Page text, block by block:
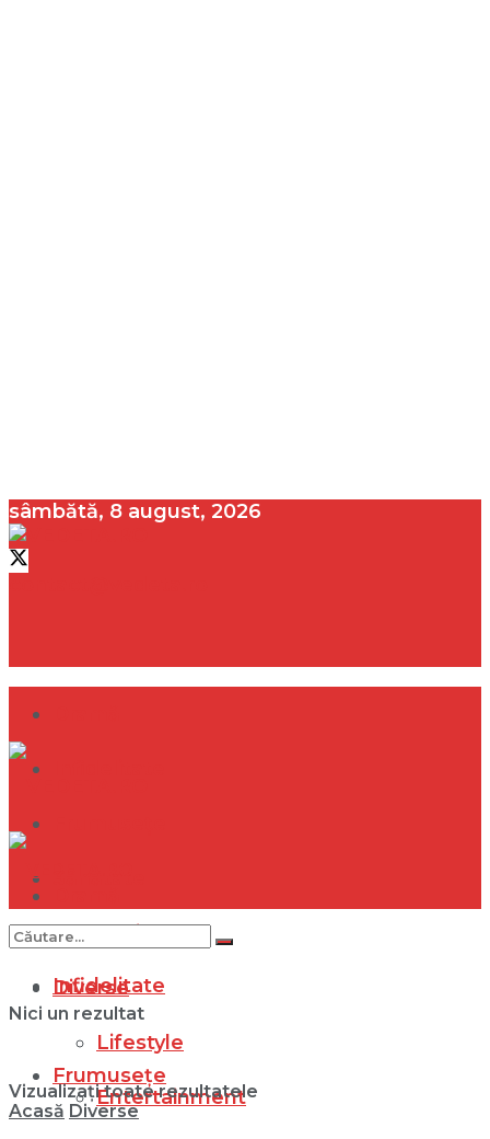
sâmbătă, 8 august, 2026
Internațional
Diverse
Lifestyle
Entertainment
Infidelitate
Frumusețe
Nici un rezultat
Vizualizați toate rezultatele
Acasă Diverse